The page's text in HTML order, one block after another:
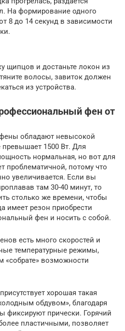
На формирование одного
8 до 14 секунд в зависимости
щипцов и достаньте локон из
волосы, завиток должен
из устройства.
фен от
обладают невысокой
1500 Вт. Для
нормальная, но вот для
проблематичной, потому что
увеличивается. Если вы
там 30-40 минут, то
столько же времени, чтобы
имеет резон приобрести
фен и носить с собой.
есть много скоростей и
температурные режимы,
«собрате» возможности
хорошая такая
обдувом», благодаря
фиксируют прически. Горячий
пластичными, позволяет